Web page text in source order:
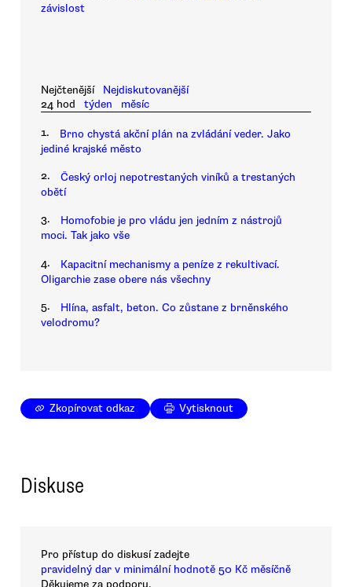
závislost
Nejčtenější
Nejdiskutovanější
24 hod
týden měsíc
1.
Brno chystá akční plán na zvládání veder. Jako
jediné krajské město
2.
Český orloj nepotrestaných viníků a trestaných
obětí
3.
Homofobie je pro vládu jen jedním z nástrojů
moci. Tak jako vše
4.
Kapacitní mechanismy a peníze z rekultivací.
Oligarchie zase obere nás všechny
5.
Hlína, asfalt, beton. Co zůstane z brněnského
velodromu?
Zkopírovat odkaz Vytisknout
Diskuse
Pro přístup do diskusí zadejte
pravidelný dar v minimální hodnotě 50 Kč měsíčně
Děkujeme za podporu.